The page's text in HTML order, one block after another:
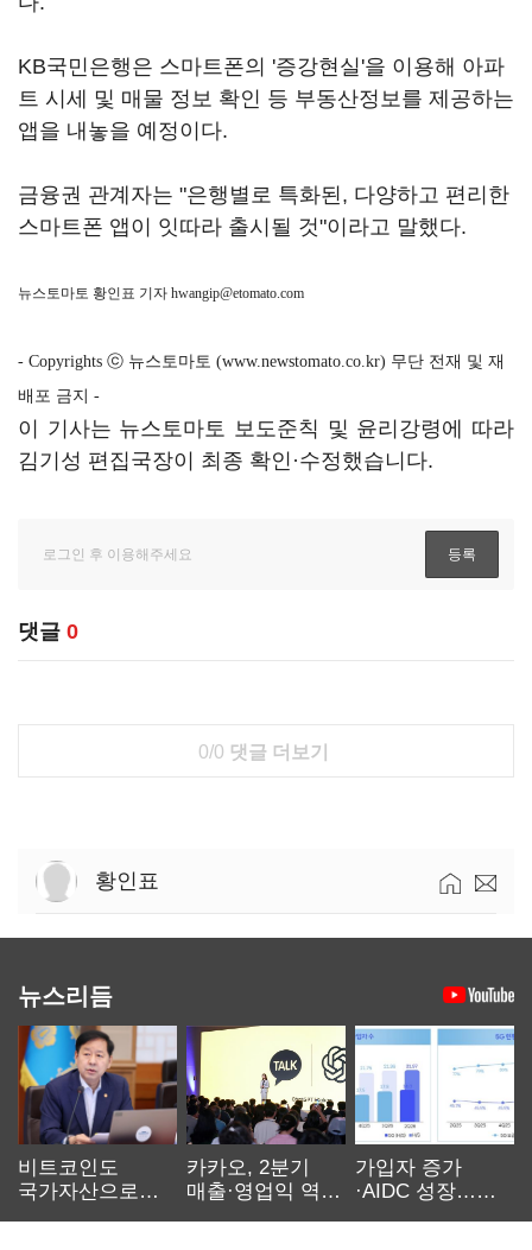
KB국민은행은 스마트폰의 '증강현실'을 이용해 아파
트 시세 및 매물 정보 확인 등 부동산정보를 제공하는
앱을 내놓을 예정이다.
금융권 관계자는 "은행별로 특화된, 다양하고 편리한
스마트폰 앱이 잇따라 출시될 것"이라고 말했다.
뉴스토마토 황인표 기자 hwangip@etomato.com
- Copyrights ⓒ 뉴스토마토 (www.newstomato.co.kr) 무단 전재 및 재
배포 금지 -
이 기사는 뉴스토마토 보도준칙 및 윤리강령에 따라
김기성 편집국장이 최종 확인·수정했습니다.
댓글 0
0/0 댓글 더보기
황인표
뉴스리듬
비트코인도
국가자산으로…'
카카오, 2분기
매출·영업익 역대
가입자 증가
·AIDC 성장…